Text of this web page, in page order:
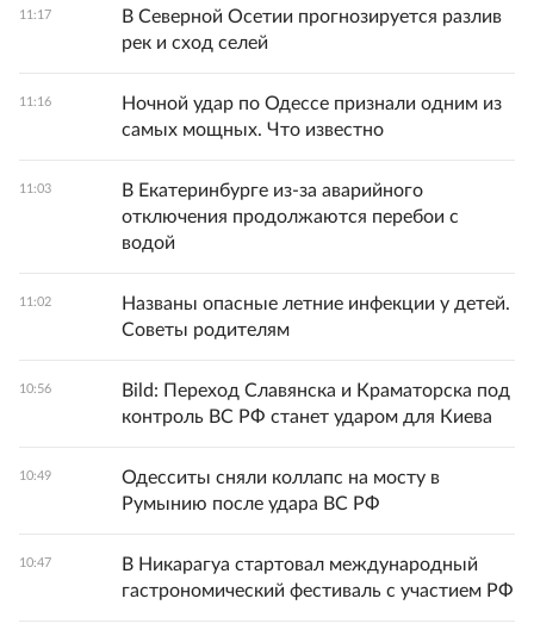
11:17
В Северной Осетии прогнозируется разлив
рек и сход селей
11:16
Ночной удар по Одессе признали одним из
самых мощных. Что известно
11:03
В Екатеринбурге из-за аварийного
отключения продолжаются перебои с
водой
11:02
Названы опасные летние инфекции у детей.
Советы родителям
10:56
Bild: Переход Славянска и Краматорска под
контроль ВС РФ станет ударом для Киева
10:49
Одесситы сняли коллапс на мосту в
Румынию после удара ВС РФ
10:47
В Никарагуа стартовал международный
гастрономический фестиваль с участием РФ